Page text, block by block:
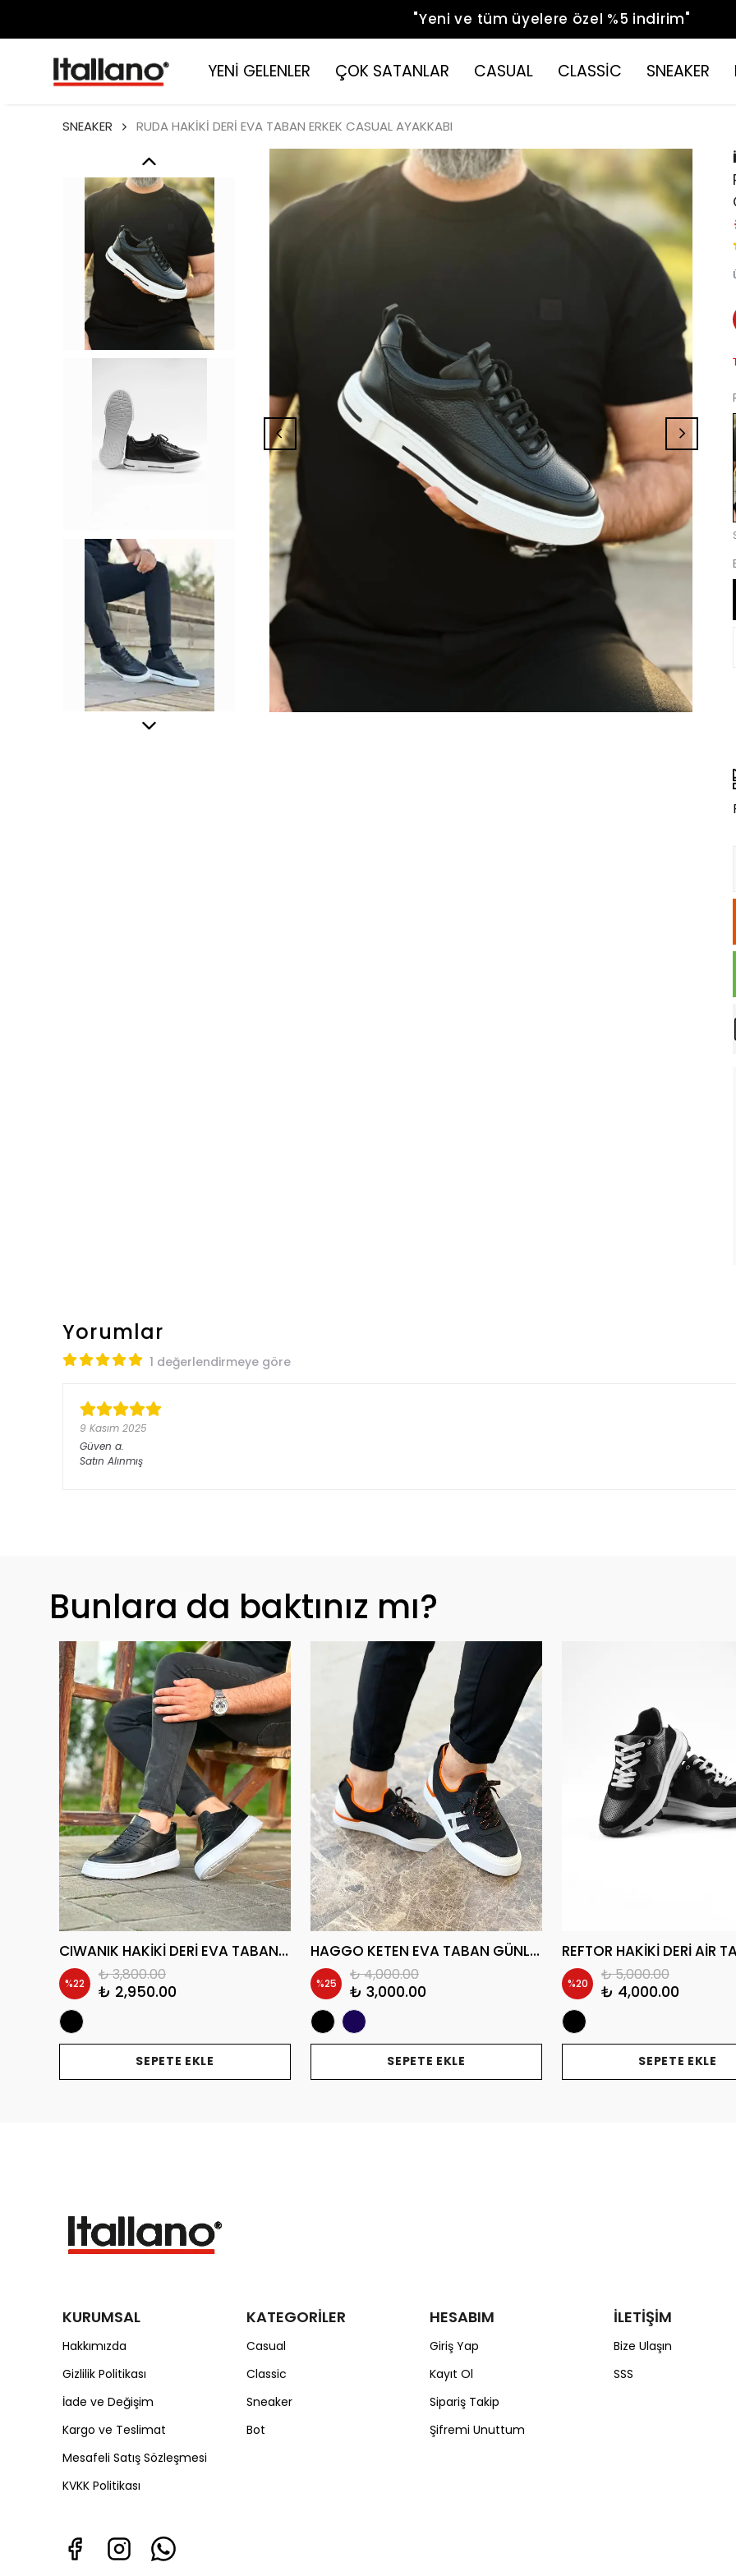
"Yeni ve tüm üyelere özel %5 indirim"
YENİ GELENLER ÇOK SATANLAR CASUAL CLASSİC SNEAKER
SNEAKER RUDA HAKİKİ DERİ EVA TABAN ERKEK CASUAL AYAKKABI
Yorumlar
1 değerlendirmeye göre
9 Kasım 2025
Güven a.
Satın Alınmış
Bunlara da baktınız mı?
CIWANIK HAKİKİ DERİ EVA TABAN GÜNLÜK ERKEK SNEAKER AYAKKABI
%22 ₺ 3,800.00
₺ 2,950.00
SEPETE EKLE
HAGGO KETEN EVA TABAN GÜNLÜK ERKEK SNEAKER AYAKABI
%25 ₺ 4,000.00
₺ 3,000.00
SEPETE EKLE
%20 ₺ 5,000.00
₺ 4,000.00
SEPETE EKLE
KURUMSAL
Hakkımızda
Gizlilik Politikası
İade ve Değişim
Kargo ve Teslimat
Mesafeli Satış Sözleşmesi
KVKK Politikası
KATEGORİLER
Casual
Classic
Sneaker
Bot
HESABIM
Giriş Yap
Kayıt Ol
Sipariş Takip
Şifremi Unuttum
İLETİŞİM
Bize Ulaşın
SSS